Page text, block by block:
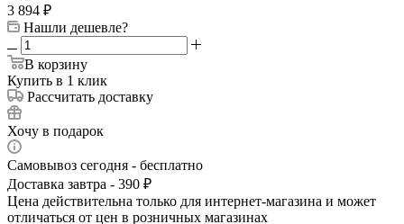
3 894 ₽
Нашли дешевле?
В корзину
Купить в 1 клик
Рассчитать доставку
Хочу в подарок
Самовывоз сегодня - бесплатно
Доставка завтра - 390 ₽
Цена действительна только для интернет-магазина и может
отличаться от цен в розничных магазинах